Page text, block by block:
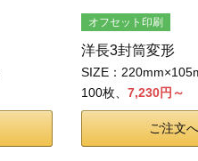
オフセット印刷
洋長3封筒変形
SIZE：
100枚、 7,230円～
ご注文へ